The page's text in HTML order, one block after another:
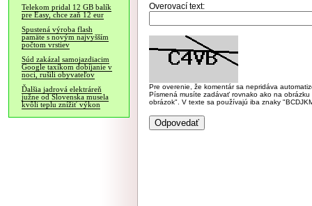
Telekom pridal 12 GB balík
pre Easy, chce zaň 12 eur
Spustená výroba flash
pamäte s novým najvyšším
počtom vrstiev
Súd zakázal samojazdiacim
Google taxíkom dobíjanie v
noci, rušili obyvateľov
Ďalšia jadrová elektráreň
južne od Slovenska musela
kvôli teplu znížiť výkon
Overovací text:
Pre overenie, že komentár sa nepridáva
Písmená musíte zadávať rovnako ako na
obrázok". V texte sa používajú iba znaky